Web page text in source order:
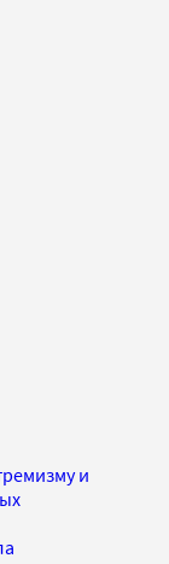
и